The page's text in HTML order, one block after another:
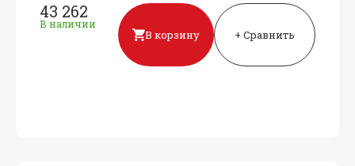
43 262
В наличии
В корзину + Сравнить